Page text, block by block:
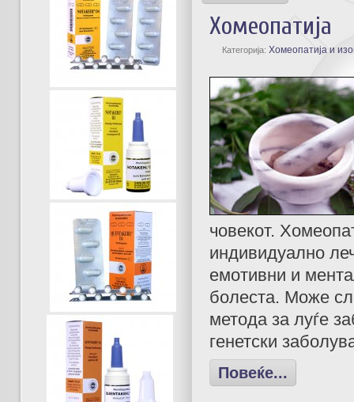
Хомеопатија
Категорија: Хомеопатија и
човекот.
индивидуално
емотивни и
болеста. Може
метода за луѓе
генетски
Повеќе...